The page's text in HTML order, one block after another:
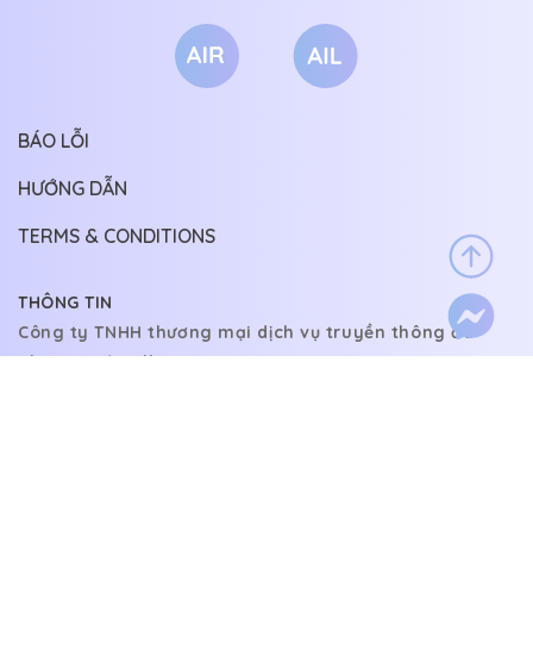
THÔNG TIN
Công ty TNHH thương mại dịch vụ truyền thông đa
phương tiện Allin
BÁO LỖI
HƯỚNG DẪN
TERMS & CONDITIONS